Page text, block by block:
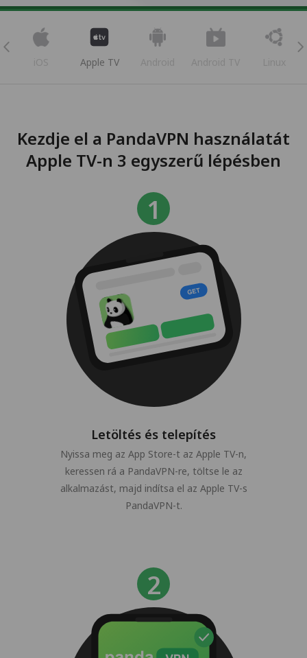
iOS Apple TV Android Android TV Linux
Kezdje el a PandaVPN használatát
Apple TV-n 3 egyszerű lépésben
Letöltés és telepítés
Nyissa meg az App Store-t az Apple TV-n,
keressen rá a PandaVPN-re, töltse le az
alkalmazást, majd indítsa el az Apple TV-s
PandaVPN-t.